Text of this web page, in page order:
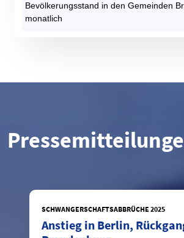
Bevölkerungsstand in den Gemeinden
monatlich
SCHWANGERSCHAFTSABBRÜCHE 2025
Anstieg in Berlin,